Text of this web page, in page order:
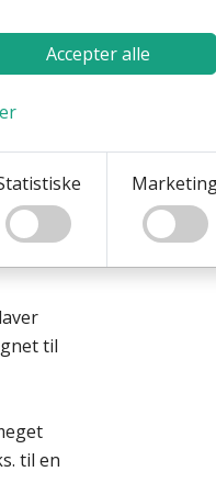
Accepter alle
brug
til
til en